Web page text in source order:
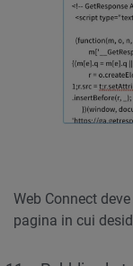
Web Connect
pagina in cui